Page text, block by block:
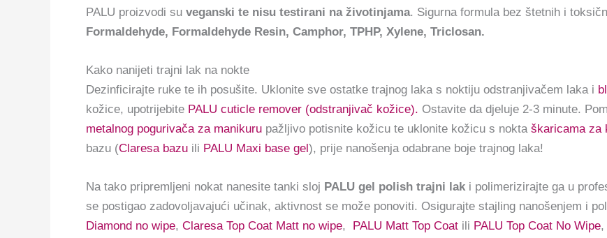
PALU proizvodi su veganski te nisu testirani na životinjama. Sigurna formula bez štetnih i
Formaldehyde, Formaldehyde Resin, Camphor, TPHP, Xylene, Triclosan.
Kako nanijeti trajni lak na nokte
Dezinficirajte ruke te ih posušite. Uklonite sve ostatke trajnog laka s noktiju odstranjivačem laka i
kožice, upotrijebite PALU cuticle remover (odstranjivač kožice). Ostavite da djeluje 2-3 minute.
metalnog pogurivača za manikuru pažljivo potisnite kožicu te uklonite kožicu s nokta škaricama za
bazu (Claresa bazu ili PALU Maxi base gel), prije nanošenja odabrane boje trajnog laka!
Na tako pripremljeni nokat nanesite tanki sloj PALU gel polish trajni lak i polimerizirajte ga u
se postigao zadovoljavajući učinak, aktivnost se može ponoviti. Osigurajte stajling nanošenjem i
Diamond no wipe, Claresa Top Coat Matt no wipe, PALU Matt Top Coat ili PALU Top Coat No Wipe,